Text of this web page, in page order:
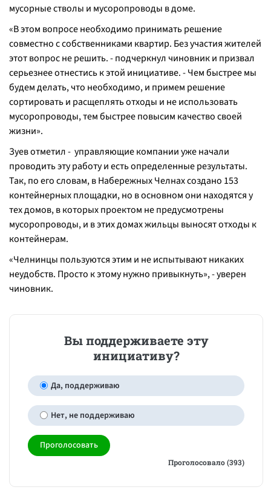
мусорные стволы и мусоропроводы в доме.
«В этом вопросе необходимо принимать решение
совместно с собственниками квартир. Без участия жителей
этот вопрос не решить. - подчеркнул чиновник и призвал
серьезнее отнестись к этой инициативе. -Чем быстрее мы
будем делать, что необходимо, и примем решение
сортировать и расщеплять отходы и не использовать
мусоропроводы, тем быстрее повысим качество своей
жизни».
Зуев отметил - управляющие компании уже начали
проводить эту работу и есть определенные результаты.
Так, по его словам, в Набережных Челнах создано 153
контейнерных площадки, но в основном они находятся у
тех домов, в которых проектом не предусмотрены
мусоропроводы, и в этих домах жильцы выносят отходы к
контейнерам.
«Челнинцы пользуются этим и не испытывают никаких
неудобств. Просто к этому нужно привыкнуть», - уверен
чиновник.
Вы поддерживаете эту
инициативу?
Да, поддерживаю
Нет, не поддерживаю
Проголосовало (393)